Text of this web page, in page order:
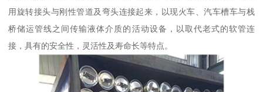
用旋转接头与刚性管道及弯头连接起来，以现火车、汽车槽车与栈
桥储运管线之间传输液体介质的活动设备，以取代老式的软管连
接，具有的安全性，灵活性及寿命长等特点。